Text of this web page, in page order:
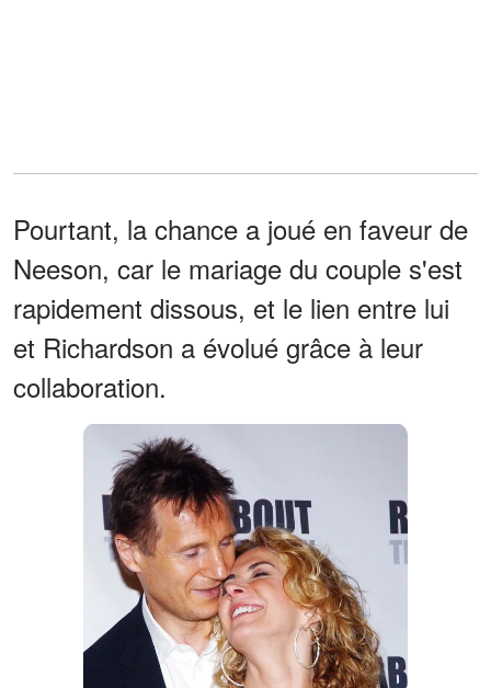
Pourtant, la chance a joué en faveur de
Neeson, car le mariage du couple s'est
rapidement dissous, et le lien entre lui
et Richardson a évolué grâce à leur
collaboration.